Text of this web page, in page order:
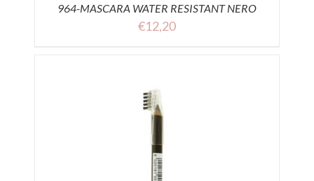
964-MASCARA WATER RESISTANT NERO
€12,20